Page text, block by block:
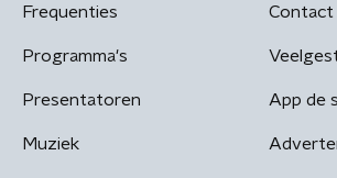
Frequenties
Programma's
Presentatoren
Muziek
Contact
App de